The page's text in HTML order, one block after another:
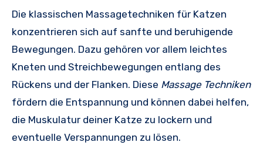
Die klassischen Massagetechniken für Katzen
konzentrieren sich auf sanfte und beruhigende
Bewegungen. Dazu gehören vor allem leichtes
Kneten und Streichbewegungen entlang des
Rückens und der Flanken. Diese Massage Techniken
fördern die Entspannung und können dabei helfen,
die Muskulatur deiner Katze zu lockern und
eventuelle Verspannungen zu lösen.